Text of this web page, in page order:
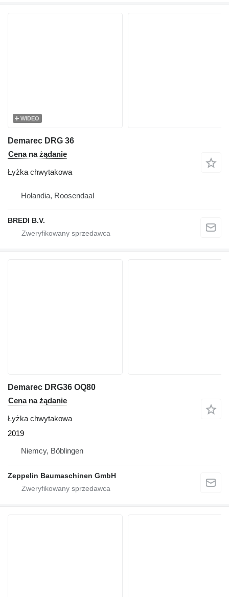
WIDEO
Demarec DRG 36
Cena na żądanie
Łyżka chwytakowa
Holandia, Roosendaal
BREDI B.V.
Demarec DRG36 OQ80
Cena na żądanie
Łyżka chwytakowa
2019
Niemcy, Böblingen
Zeppelin Baumaschinen GmbH